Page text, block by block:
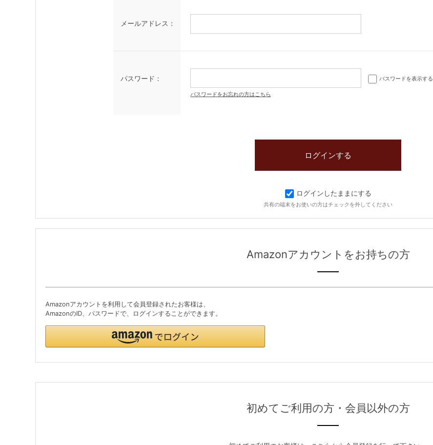
メールアドレス：
パスワード： パスワードを表示する
パスワードをお忘れの方はこちら
ログインしたままにする
共有の端末をお使いの方はチェックを外してください
Amazonアカウントをお持ちの方
Amazonアカウントを利用して会員登録されたお客様は、
AmazonのID、パスワードで、ログインすることができます。
初めてご利用の方・会員以外の方